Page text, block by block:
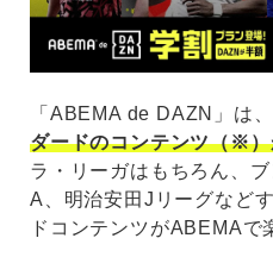
「ABEMA de DAZN」は、
ダードのコンテンツ（※
ラ・リーガはもちろん、
A、明治安田Jリーグなど
ドコンテンツがABEMAで